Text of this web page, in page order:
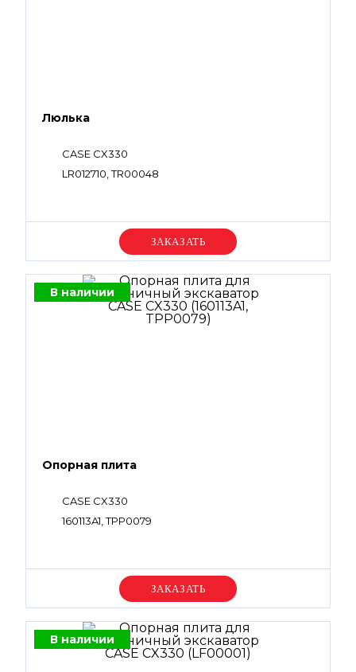
Люлька
CASE CX330
LR012710, TR00048
Уточняйте цену
В наличии
Опорная плита
CASE CX330
160113A1, TPP0079
Уточняйте цену
В наличии